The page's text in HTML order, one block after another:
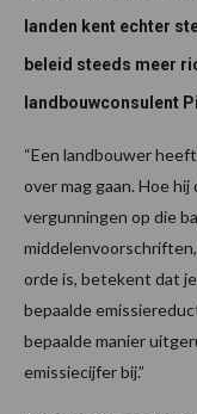
landen kent echter
beleid steeds meer
landbouwconsulent
“Een landbouwer
over mag gaan. Hoe
vergunningen op die
orde is, betekent dat
bepaalde
bepaalde manier
emissiecijfer bij.”